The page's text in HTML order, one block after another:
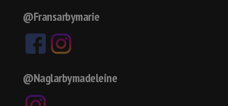
@Fransarbymarie
@Naglarbymadeleine